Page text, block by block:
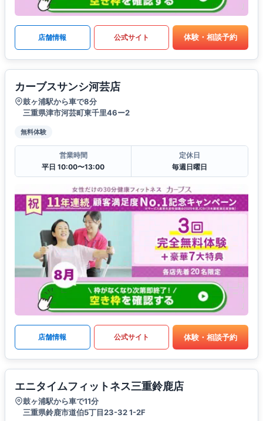
店舗情報 公式サイト 体験・相談予約
カーブスサンシ河芸店
鼓ヶ浦駅から車で8分
三重県津市河芸町東千里46ー2
無料体験
営業時間
平日 10:00〜13:00
定休日
毎週日曜日
店舗情報 公式サイト 体験・相談予約
エニタイムフィットネス三重鈴鹿店
鼓ヶ浦駅から車で11分
三重県鈴鹿市道伯5丁目23-32 1-2F